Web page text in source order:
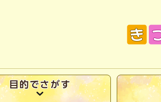
目的でさがす